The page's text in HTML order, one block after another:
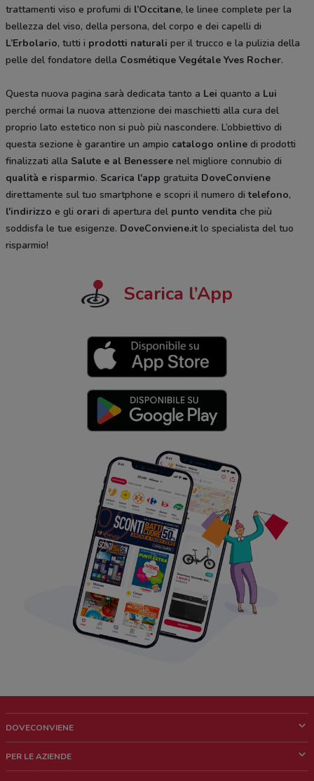
trattamenti viso e profumi di l’Occitane, le linee complete per la
bellezza del viso, della persona, del corpo e dei capelli di
L’Erbolario, tutti i prodotti naturali per il trucco e la pulizia della
pelle del fondatore della Cosmétique Vegétale Yves Rocher.
Questa nuova pagina sarà dedicata tanto a Lei quanto a Lui
perché ormai la nuova attenzione dei maschietti alla cura del
proprio lato estetico non si può più nascondere. L’obbiettivo di
questa sezione è garantire un ampio catalogo online di prodotti
finalizzati alla Salute e al Benessere nel migliore connubio di
qualità e risparmio. Scarica l'app gratuita DoveConviene
direttamente sul tuo smartphone e scopri il numero ditelefono,
l'indirizzo e gli orari di apertura del punto vendita che più
soddisfa le tue esigenze. DoveConviene.it lo specialista del tuo
risparmio!
Scarica l’App
DOVECONVIENE
Chi siamo
PER LE AZIENDE